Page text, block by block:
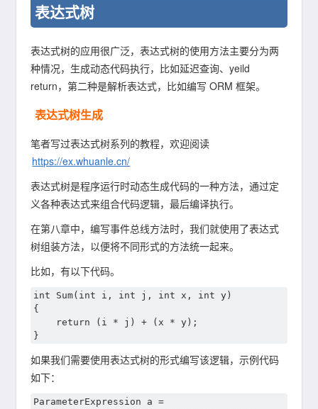
表达式树
表达式树的应用很广泛，表达式树的使用方法主要分为两
种情况，生成动态代码执行，比如延迟查询、yeild
return，第二种是解析表达式，比如编写 ORM 框架。
表达式树生成
笔者写过表达式树系列的教程，欢迎阅读
https://ex.whuanle.cn/
表达式树是程序运行时动态生成代码的一种方法，通过定
义各种表达式来组合代码逻辑，最后编译执行。
在第八章中，编写事件总线方法时，我们就使用了表达式
树组装方法，以便将不同形式的方法统一起来。
比如，有以下代码。
int Sum(int i, int j, int x, int y)
{
如果我们需要使用表达式树的形式编写该逻辑，示例代码
如下：
ParameterExpression a =